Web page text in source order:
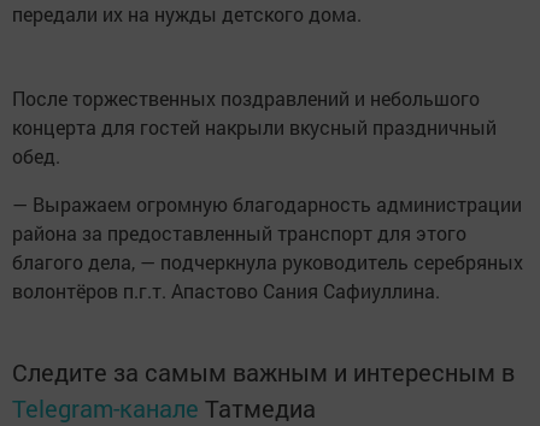
передали их на нужды детского дома.
После торжественных поздравлений и небольшого
концерта для гостей накрыли вкусный праздничный
обед.
— Выражаем огромную благодарность администрации
района за предоставленный транспорт для этого
благого дела, — подчеркнула руководитель серебряных
волонтёров п.г.т. Апастово Сания Сафиуллина.
Следите за самым важным и интересным в
Telegram-канале Татмедиа